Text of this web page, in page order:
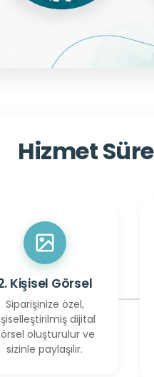
Hizmet
Kişisel Görsel
Siparişinize özel,
dijital
oluşturulur ve
sizinle paylaşılır.